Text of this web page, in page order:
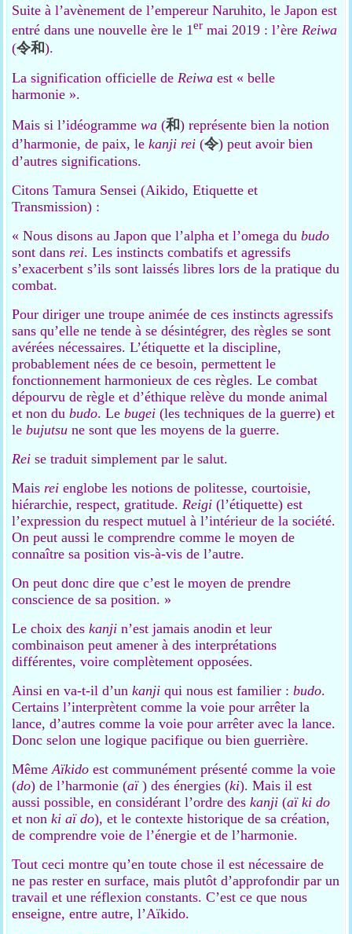
Suite à l’avènement de l’empereur Naruhito, le Japon est
entré dans une nouvelle ère le 1er mai 2019 : l’èreReiwa
(令和).
La signification officielle deReiwa est « belle
harmonie ».
Mais si l’idéogrammewa (和) représente bien la notion
d’harmonie, de paix, lekanji rei (令) peut avoir bien
d’autres significations.
Citons Tamura Sensei (Aikido, Etiquette et
Transmission) :
« Nous disons au Japon que l’alpha et l’omega dubudo
sont dansrei. Les instincts combatifs et agressifs
s’exacerbent s’ils sont laissés libres lors de la pratique du
combat.
Pour diriger une troupe animée de ces instincts agressifs
sans qu’elle ne tende à se désintégrer, des règles se sont
avérées nécessaires. L’étiquette et la discipline,
probablement nées de ce besoin, permettent le
fonctionnement harmonieux de ces règles. Le combat
dépourvu de règle et d’éthique relève du monde animal
et non dubudo. Lebugei (les techniques de la guerre) et
lebujutsu ne sont que les moyens de la guerre.
Rei se traduit simplement par le salut.
Maisrei englobe les notions de politesse, courtoisie,
hiérarchie, respect, gratitude.Reigi (l’étiquette) est
l’expression du respect mutuel à l’intérieur de la société.
On peut aussi le comprendre comme le moyen de
connaître sa position vis-à-vis de l’autre.
On peut donc dire que c’est le moyen de prendre
conscience de sa position. »
Le choix deskanji n’est jamais anodin et leur
combinaison peut amener à des interprétations
différentes, voire complètement opposées.
Ainsi en va-t-il d’unkanji qui nous est familier :budo.
Certains l’interprètent comme la voie pour arrêter la
lance, d’autres comme la voie pour arrêter avec la lance.
Donc selon une logique pacifique ou bien guerrière.
MêmeAïkido est communément présenté comme la voie
(do) de l’harmonie (aï) des énergies (ki). Mais il est
aussi possible, en considérant l’ordre deskanji (aï ki do
et nonki aï do), et le contexte historique de sa création,
de comprendre voie de l’énergie et de l’harmonie.
Tout ceci montre qu’en toute chose il est nécessaire de
ne pas rester en surface, mais plutôt d’approfondir par un
travail et une réflexion constants. C’est ce que nous
enseigne, entre autre, l’Aïkido.